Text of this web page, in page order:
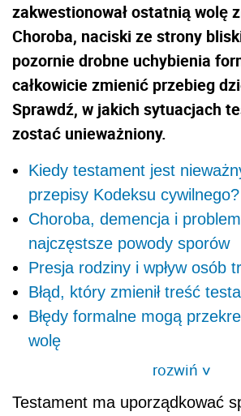
zakwestionował ostatnią wolę
Choroba, naciski ze strony
pozornie drobne uchybienia
całkowicie zmienić przebieg
Sprawdź, w jakich sytuacjach
zostać unieważniony.
Kiedy testament jest
przepisy Kodeksu cywilnego?
Choroba, demencja i
najczęstsze powody sporów
Presja rodziny i wpływ osób
Błąd, który zmienił treść
Błędy formalne mogą
wolę
rozwiń>
Testament ma uporządkować